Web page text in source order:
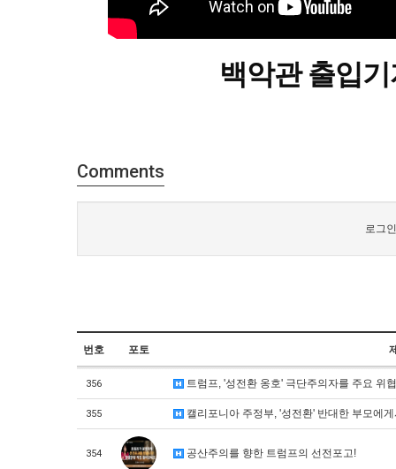
백악관 출입
Comments
로그
번호 포토
356 트럼프, '성전환 옹호' 극단주의자를 주요 위
355 캘리포니아 주정부, '성전환' 반대한 부모에
354 공산주의를 향한 트럼프의 선전포고!